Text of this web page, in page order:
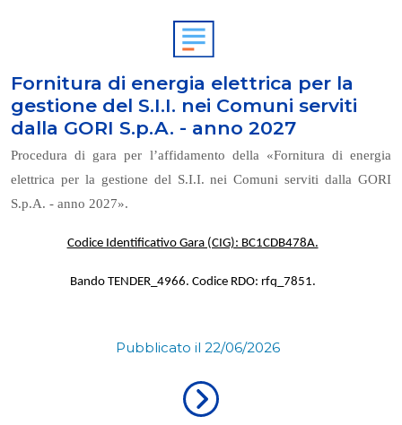
Fornitura di energia elettrica per la
gestione del S.I.I. nei Comuni serviti
dalla GORI S.p.A. - anno 2027
Procedura di gara per l’affidamento della «Fornitura di energia
elettrica per la gestione del S.I.I. nei Comuni serviti dalla GORI
S.p.A. - anno 2027».
Codice Identificativo Gara (CIG): BC1CDB478A.
Bando TENDER_4966. Codice RDO: rfq_7851.
Pubblicato il 22/06/2026